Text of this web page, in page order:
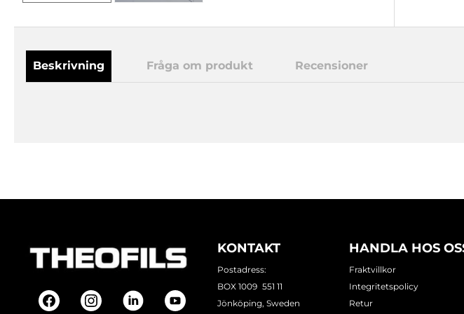
Beskrivning Fråga om produkt Recensioner
KONTAKT
Postadress:
BOX 1009 551 11
Jönköping, Sweden
HANDLA HOS
Fraktvillkor
Integritetspolicy
Retur